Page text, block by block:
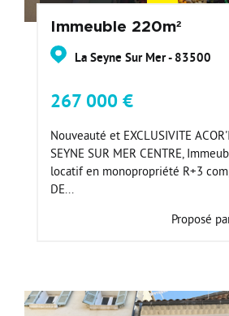
Immeuble 220m²
La Seyne Sur Mer - 83500
267 000 €
Nouveauté et EXCLUSIVITE
SEYNE SUR MER CENTRE,
locatif en monopropriété R+3
DE...
Proposé